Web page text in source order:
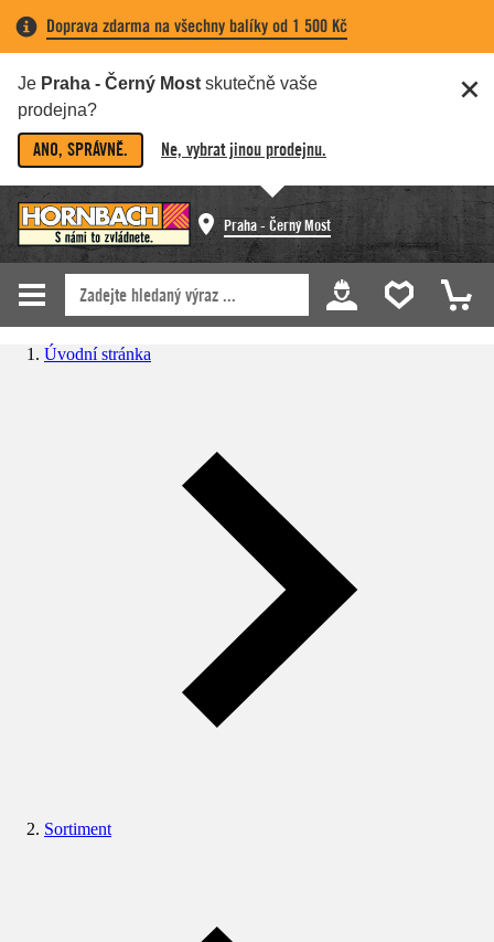
Doprava zdarma na všechny balíky od 1 500 Kč
Je Praha - Černý Most skutečně vaše
prodejna?
ANO, SPRÁVNĚ. Ne, vybrat jinou prodejnu.
Praha - Černý Most
Úvodní stránka
Sortiment